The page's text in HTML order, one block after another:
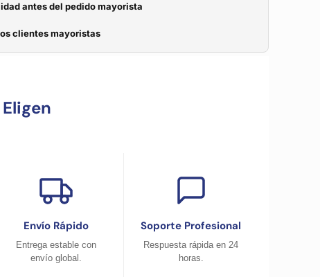
antes del pedido mayorista
clientes mayoristas
Envío Rápido
Entrega estable con
envío global.
Soporte Profesional
Respuesta rápida en 24
horas.